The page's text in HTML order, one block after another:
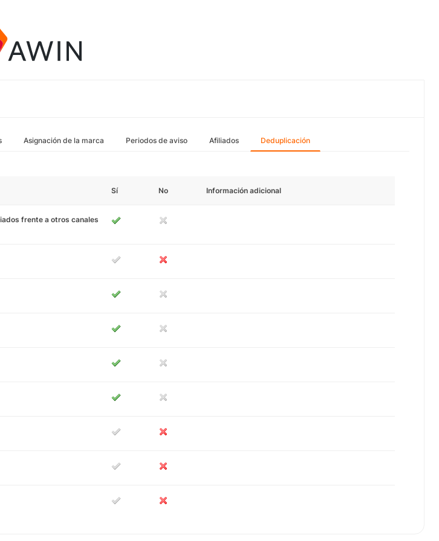
Asignación de la marca Periodos de aviso Afiliados Deduplicación
Sí No Información adicional
frente a otros canales